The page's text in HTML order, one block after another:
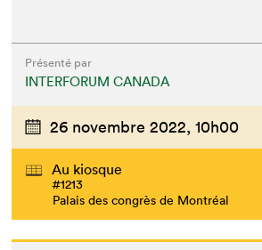
Présenté par
INTERFORUM CANADA
26 novembre 2022, 10h00
Au kiosque
#1213
Palais des congrès de Montréal